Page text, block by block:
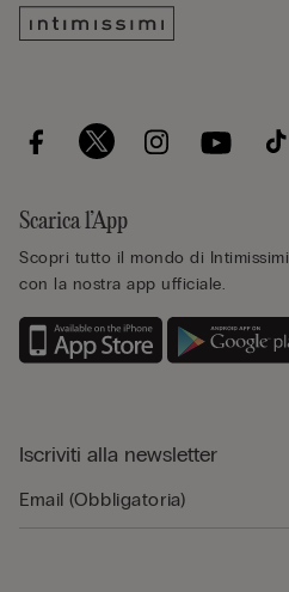
Scarica l’App
Scopri tutto il mondo di Intimissimi
con la nostra app ufficiale.
Iscriviti alla newsletter